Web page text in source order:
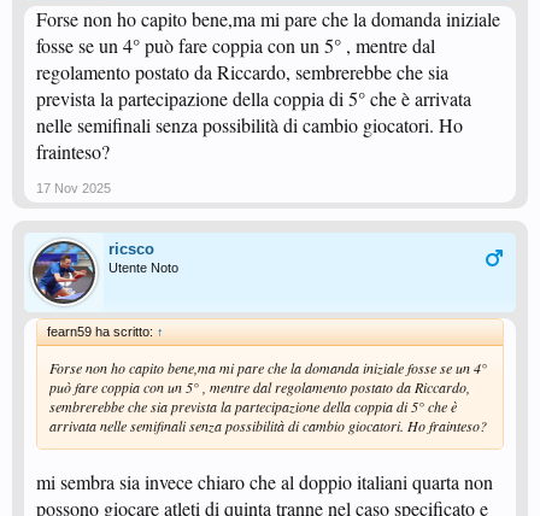
Forse non ho capito bene,ma mi pare che la domanda iniziale
fosse se un 4° può fare coppia con un 5° , mentre dal
regolamento postato da Riccardo, sembrerebbe che sia
prevista la partecipazione della coppia di 5° che è arrivata
nelle semifinali senza possibilità di cambio giocatori. Ho
frainteso?
17 Nov 2025
ricsco
Utente Noto
fearn59 ha scritto: ↑
Forse non ho capito bene,ma mi pare che la domanda iniziale fosse se un 4°
può fare coppia con un 5° , mentre dal regolamento postato da Riccardo,
sembrerebbe che sia prevista la partecipazione della coppia di 5° che è
arrivata nelle semifinali senza possibilità di cambio giocatori. Ho frainteso?
mi sembra sia invece chiaro che al doppio italiani quarta non
possono giocare atleti di quinta tranne nel caso specificato e